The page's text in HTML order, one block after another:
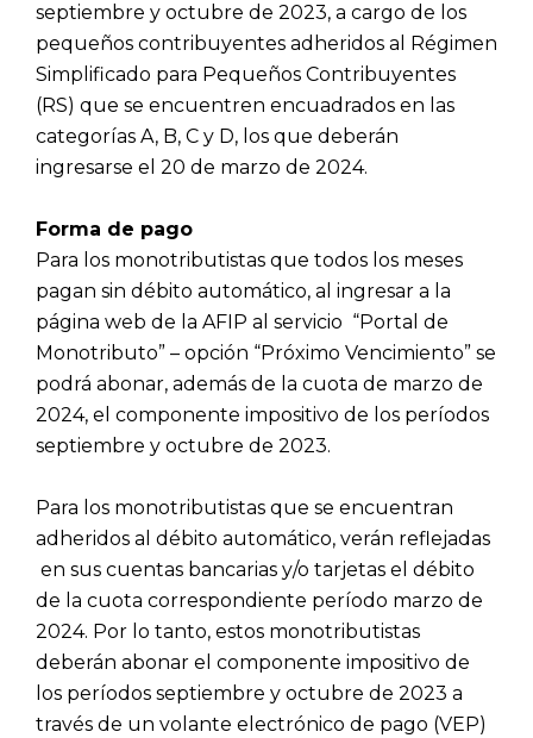
septiembre y octubre de 2023, a cargo de los
pequeños contribuyentes adheridos al Régimen
Simplificado para Pequeños Contribuyentes
(RS) que se encuentren encuadrados en las
categorías A, B, C y D, los que deberán
ingresarse el 20 de marzo de 2024.
Forma de pago
Para los monotributistas que todos los meses
pagan sin débito automático, al ingresar a la
página web de la AFIP al servicio “Portal de
Monotributo” – opción “Próximo Vencimiento” se
podrá abonar, además de la cuota de marzo de
2024, el componente impositivo de los períodos
septiembre y octubre de 2023.
Para los monotributistas que se encuentran
adheridos al débito automático, verán reflejadas
en sus cuentas bancarias y/o tarjetas el débito
de la cuota correspondiente período marzo de
2024. Por lo tanto, estos monotributistas
deberán abonar el componente impositivo de
los períodos septiembre y octubre de 2023 a
través de un volante electrónico de pago (VEP)